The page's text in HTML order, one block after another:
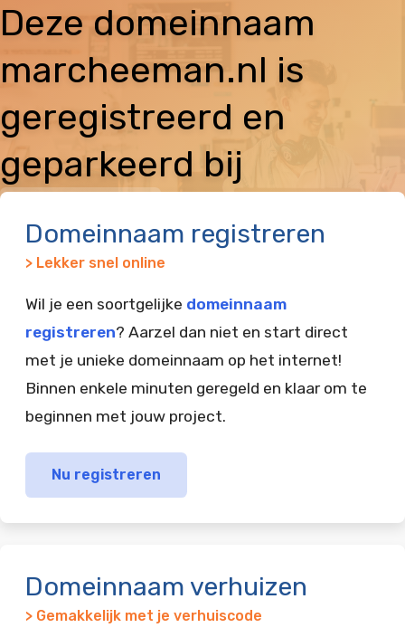
Deze domeinnaam
marcheeman.nl is
geregistreerd en
geparkeerd bij
Domeinnaam registreren
> Lekker snel online
Wil je een soortgelijke domeinnaam
registreren? Aarzel dan niet en start direct
met je unieke domeinnaam op het internet!
Binnen enkele minuten geregeld en klaar om te
beginnen met jouw project.
Nu registreren
Domeinnaam verhuizen
> Gemakkelijk met je verhuiscode